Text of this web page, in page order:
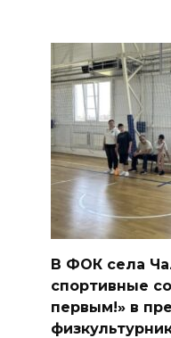
В ФОК села
спортивные
первым!» в